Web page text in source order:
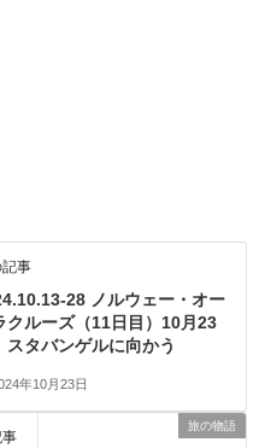
事
28 ノルウェー・オー
クルーズ（11日目）10月23
タバンゲルに向かう
年10月23日
旅の物語
事